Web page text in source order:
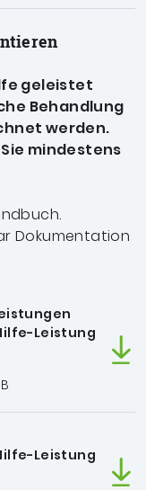
geleistet
Behandlung
werden.
mindestens
Dokumentation
Leistung
Leistung